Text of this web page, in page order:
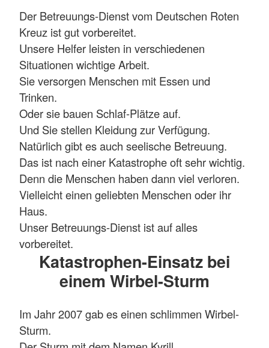
Der Betreuungs-Dienst vom Deutschen Roten
Kreuz ist gut vorbereitet.
Unsere Helfer leisten in verschiedenen
Situationen wichtige Arbeit.
Sie versorgen Menschen mit Essen und
Trinken.
Oder sie bauen Schlaf-Plätze auf.
Und Sie stellen Kleidung zur Verfügung.
Natürlich gibt es auch seelische Betreuung.
Das ist nach einer Katastrophe oft sehr wichtig.
Denn die Menschen haben dann viel verloren.
Vielleicht einen geliebten Menschen oder ihr
Haus.
Unser Betreuungs-Dienst ist auf alles
vorbereitet.
Katastrophen-Einsatz bei
einem Wirbel-Sturm
Im Jahr 2007 gab es einen schlimmen Wirbel-
Sturm.